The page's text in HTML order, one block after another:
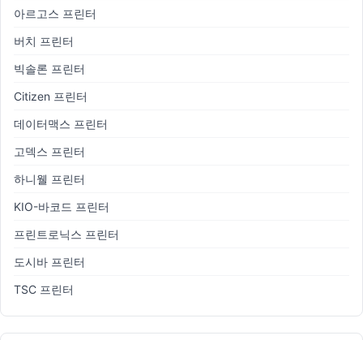
아르고스 프린터
버치 프린터
빅솔론 프린터
Citizen 프린터
데이터맥스 프린터
고덱스 프린터
하니웰 프린터
KIO-바코드 프린터
프린트로닉스 프린터
도시바 프린터
TSC 프린터